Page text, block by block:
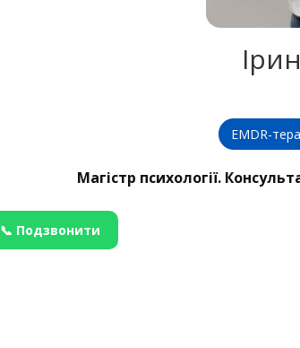
EMDR-
Магістр психології.
📞 Подзвонити